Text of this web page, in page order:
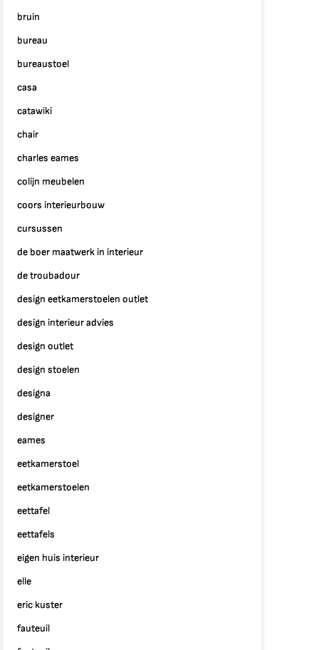
bruin
bureau
bureaustoel
casa
catawiki
chair
charles eames
colijn meubelen
coors interieurbouw
cursussen
de boer maatwerk in interieur
de troubadour
design eetkamerstoelen outlet
design interieur advies
design outlet
design stoelen
designa
designer
eames
eetkamerstoel
eetkamerstoelen
eettafel
eettafels
eigen huis interieur
elle
eric kuster
fauteuil